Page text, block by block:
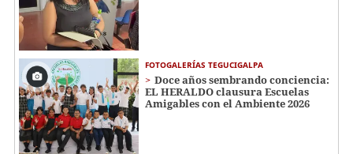
FOTOGALERÍAS TEGUCIGALPA
Doce años sembrando conciencia:
EL HERALDO clausura Escuelas
Amigables con el Ambiente 2026